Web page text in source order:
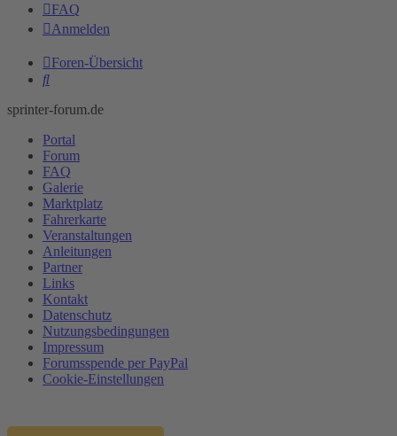
FAQ
Anmelden
Foren-Übersicht
Suche
sprinter-forum.de
Portal
Forum
FAQ
Galerie
Marktplatz
Fahrerkarte
Veranstaltungen
Anleitungen
Partner
Links
Kontakt
Datenschutz
Nutzungsbedingungen
Impressum
Forumsspende per PayPal
Cookie-Einstellungen